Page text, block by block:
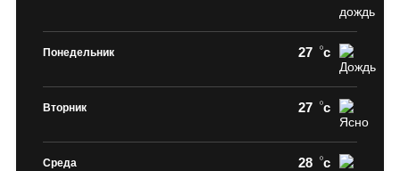
Понедельник 27 c
Вторник 27 c
Среда 28 c